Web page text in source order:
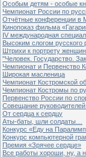
Особым детям - особые
Чемпионат России по
Отчётные конференции в
Кинопоказ фильма
IV международная
Высоким слогом русского
Штрихи к портрету
"Человек. Государство.
Чемпионат и Первенство
Широкая масленица
Чемпионат Костромской
Чемпионат Костромы по
Первенство России по
Совещание
От сердца к сердцу
Аты-баты, шли солдаты…
Конкурс «Еду на
Конкурс компьютерной
Премия «Зрячее сердце»
Все работы хороши, ну, а